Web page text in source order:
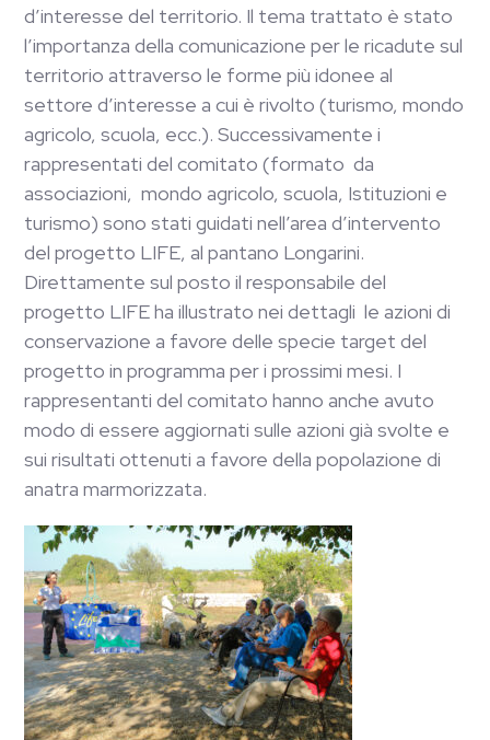
d’interesse del territorio. Il tema trattato è stato
l’importanza della comunicazione per le ricadute sul
territorio attraverso le forme più idonee al
settore d’interesse a cui è rivolto (turismo, mondo
agricolo, scuola, ecc.). Successivamente i
rappresentati del comitato (formato da
associazioni, mondo agricolo, scuola, Istituzioni e
turismo) sono stati guidati nell’area d’intervento
del progetto LIFE, al pantano Longarini.
Direttamente sul posto il responsabile del
progetto LIFE ha illustrato nei dettagli le azioni di
conservazione a favore delle specie target del
progetto in programma per i prossimi mesi. I
rappresentanti del comitato hanno anche avuto
modo di essere aggiornati sulle azioni già svolte e
sui risultati ottenuti a favore della popolazione di
anatra marmorizzata.